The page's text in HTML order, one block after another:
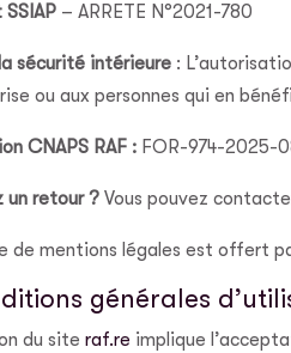
– ARRETE N°2021-780
sécurité intérieure :
ou aux personnes qui en
CNAPS RAF : FOR-974-2025-
un retour ? Vous pouvez
de mentions légales est offert
générales
du site raf.re implique